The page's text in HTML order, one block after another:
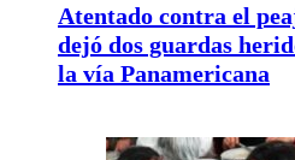
Atentado contra el
dejó dos guardas
la vía Panamericana